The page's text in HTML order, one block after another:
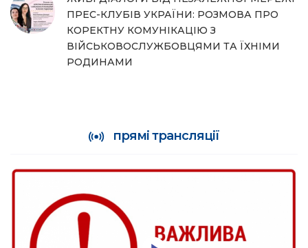
ПРЕС-КЛУБІВ УКРАЇНИ: РОЗМОВА ПРО
КОРЕКТНУ КОМУНІКАЦІЮ З
ВІЙСЬКОВОСЛУЖБОВЦЯМИ ТА ЇХНІМИ
РОДИНАМИ
прямі трансляції